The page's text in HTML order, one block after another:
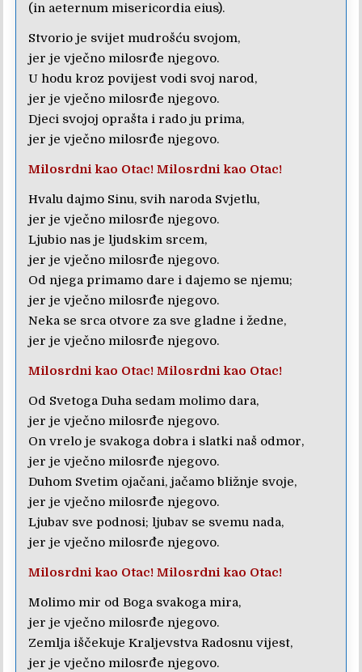
(in aeternum misericordia eius).
Stvorio je svijet mudrošću svojom,
jer je vječno milosrđe njegovo.
U hodu kroz povijest vodi svoj narod,
jer je vječno milosrđe njegovo.
Djeci svojoj oprašta i rado ju prima,
jer je vječno milosrđe njegovo.
Milosrdni kao Otac! Milosrdni kao Otac!
Hvalu dajmo Sinu, svih naroda Svjetlu,
jer je vječno milosrđe njegovo.
Ljubio nas je ljudskim srcem,
jer je vječno milosrđe njegovo.
Od njega primamo dare i dajemo se njemu;
jer je vječno milosrđe njegovo.
Neka se srca otvore za sve gladne i žedne,
jer je vječno milosrđe njegovo.
Milosrdni kao Otac! Milosrdni kao Otac!
Od Svetoga Duha sedam molimo dara,
jer je vječno milosrđe njegovo.
On vrelo je svakoga dobra i slatki naš odmor,
jer je vječno milosrđe njegovo.
Duhom Svetim ojačani, jačamo bližnje svoje,
jer je vječno milosrđe njegovo.
Ljubav sve podnosi; ljubav se svemu nada,
jer je vječno milosrđe njegovo.
Milosrdni kao Otac! Milosrdni kao Otac!
Molimo mir od Boga svakoga mira,
jer je vječno milosrđe njegovo.
Zemlja iščekuje Kraljevstva Radosnu vijest,
jer je vječno milosrđe njegovo.